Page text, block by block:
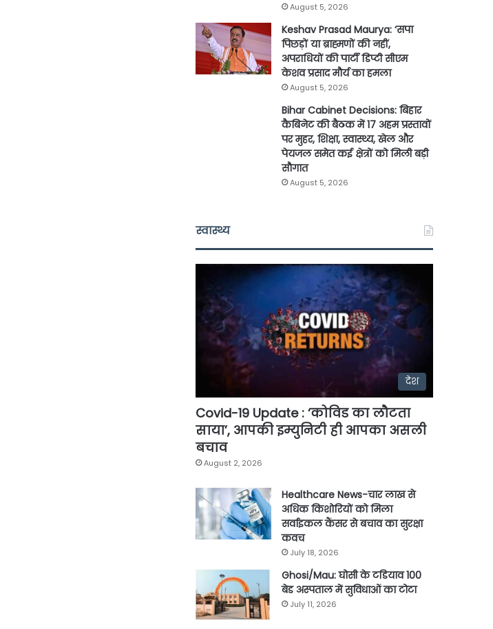
August 5, 2026
Keshav Prasad Maurya: ‘सपा
पिछड़ों या ब्राह्मणों की नहीं,
अपराधियों की पार्टी डिप्टी सीएम
केशव प्रसाद मौर्य का हमला
August 5, 2026
Bihar Cabinet Decisions: बिहार
कैबिनेट की बैठक में 17 अहम प्रस्तावों
पर मुहर, शिक्षा, स्वास्थ्य, खेल और
पेयजल समेत कई क्षेत्रों को मिली बड़ी
सौगात
August 5, 2026
स्वास्थ्य
देश
Covid-19 Update : ‘कोविड का लौटता
साया’, आपकी इम्युनिटी ही आपका असली
बचाव
August 2, 2026
Healthcare News-चार लाख से
अधिक किशोरियों को मिला
सर्वाइकल कैंसर से बचाव का सुरक्षा
कवच
July 18, 2026
Ghosi/Mau: घोसी के टडियाव 100
बेड अस्पताल में सुविधाओं का टोटा
July 11, 2026